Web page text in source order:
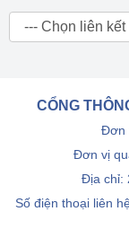
CỔNG
Đơn
Đơn vị
Địa chỉ:
Số điện thoại liên